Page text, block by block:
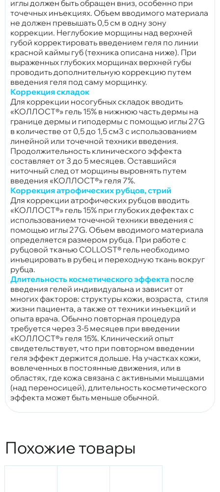
иглы должен быть обращен вниз, особенно при
точечных инъекциях. Объем вводимого материала
не должен превышать 0,5 см в одну зону
коррекции. Неглубокие морщины над верхней
губой корректировать введением геля по линии
красной каймы губ (техника описана ниже). При
выраженных глубоких морщинах верхней губы
проводить дополнительную коррекцию путем
введения геля под саму морщинку.
Коррекция складок
Для коррекции носогубных складок вводить
«КОЛЛОСТ®» гель 15% в нижнюю часть дермы на
границе дермы и гиподермы с помощью иглы 27G
в количестве от 0,5 до 1,5 см3 с использованием
линейной или точечной техники введения.
Продолжительность клинического эффекта
составляет от 3 до 5 месяцев. Оставшийся
ниточный след от морщины выровнять путем
введения «КОЛЛОСТ®» геля 7%.
Коррекция атрофических рубцов, стрий
Для коррекции атрофических рубцов вводить
«КОЛЛОСТ®» гель 15% при глубоких дефектах с
использованием точечной техники введения с
помощью иглы 27G. Объем вводимого материала
определяется размером рубца. При работе с
рубцовой тканью COLLOST® гель необходимо
инъецировать в рубец и переходную ткань вокруг
рубца.
Длительность косметического эффекта после
введения гелей индивидуальна и зависит от
многих факторов: структуры кожи, возраста, стиля
жизни пациента, а также от техники инъекций и
опыта врача. Обычно повторная процедура
требуется через 3-5 месяцев при введении
«КОЛЛОСТ®» геля 15%. Клинический опыт
свидетельствует, что при повторном введении
геля эффект держится дольше. На участках кожи,
вовлеченных в постоянные движения, или в
областях, где кожа связана с активными мышцами
(над переносицей), длительность косметического
эффекта может быть меньше обычной.
Похожие товары